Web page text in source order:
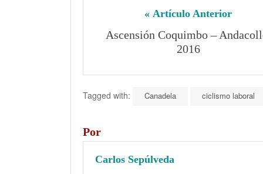
« Artículo Anterior
Ascensión Coquimbo –
2016
Tagged with: Canadela ciclismo laboral
Por
Carlos Sepúlveda